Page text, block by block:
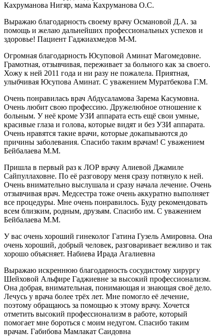
Кахруманова Нигяр, мама Кахруманова О.С.
Выражаю благодарность своему врачу Османовой Д.А. за
помощь и желаю дальнейших профессиональных успехов и
здоровье! Пациент Гаджиахмедов М-М.
Огромная благодарность Юсуповой Аминат Магомедовне.
Грамотная, отзывчивая, переживает за больного как за своего.
Хожу к ней 2011 года и ни разу не пожалела. Приятная,
улыбчивая Юсупова Аминат. С уважением Муратбекова Г.М.
Очень понравилась врач Абдусаламова Зарема Касумовна.
Очень любит свою профессию. Дружелюбное отношение к
больным. У неё кроме УЗИ аппарата есть ещё свои умные,
красивые глаза и голова, которые видят и без УЗИ аппарата.
Очень нравятся такие врачи, которые докапываются до
причины заболевания. Спасибо таким врачам! С уважением
Бейбалаева М.М.
Пришла в первый раз к ЛОР врачу Алиевой Джамиле
Сайпуллаховне. По её разговору меня сразу потянуло к ней.
Очень внимательно выслушала и сразу начала лечение. Очень
отзывчивая врач. Медсестра тоже очень аккуратно выполняет
все процедуры. Мне очень понравилось. Буду рекомендовать
всем близким, родным, друзьям. Спасибо им. С уважением
Бейбалаева М.М.
У вас очень хороший гинеколог Гатина Гузель Амировна. Она
очень хороший, добрый человек, разговаривает вежливо и так
хорошо объясняет. Набиева Ирада Агалиевна
Выражаю искреннюю благодарность сосудистому хирургу
Шейховой Альфире Гаджиевне за высокий профессионализм.
Она добрая, внимательная, понимающая и знающая своё дело.
Лечусь у врача более трёх лет. Мне помогло её лечение,
поэтому обращаюсь за помощью к этому врачу. Хочется
отметить высокий профессионализм в работе, который
помогает мне бороться с моим недугом. Спасибо таким
врачам. Габибова Мамлакат Саидовна